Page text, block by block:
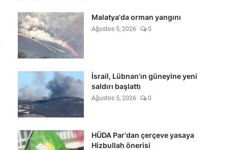
Malatya'da orman yangını
Ağustos 5, 2026 0
İsrail, Lübnan’ın güneyine yeni
saldırı başlattı
Ağustos 5, 2026 0
HÜDA Par'dan çerçeve yasaya
Hizbullah önerisi